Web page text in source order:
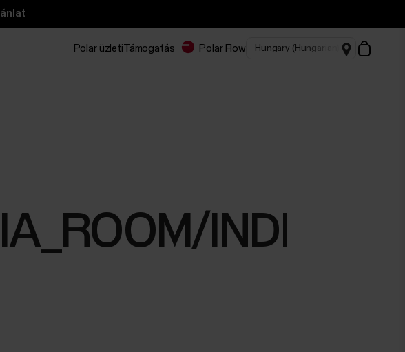
Polar üzletiTámogatás Polar Flow